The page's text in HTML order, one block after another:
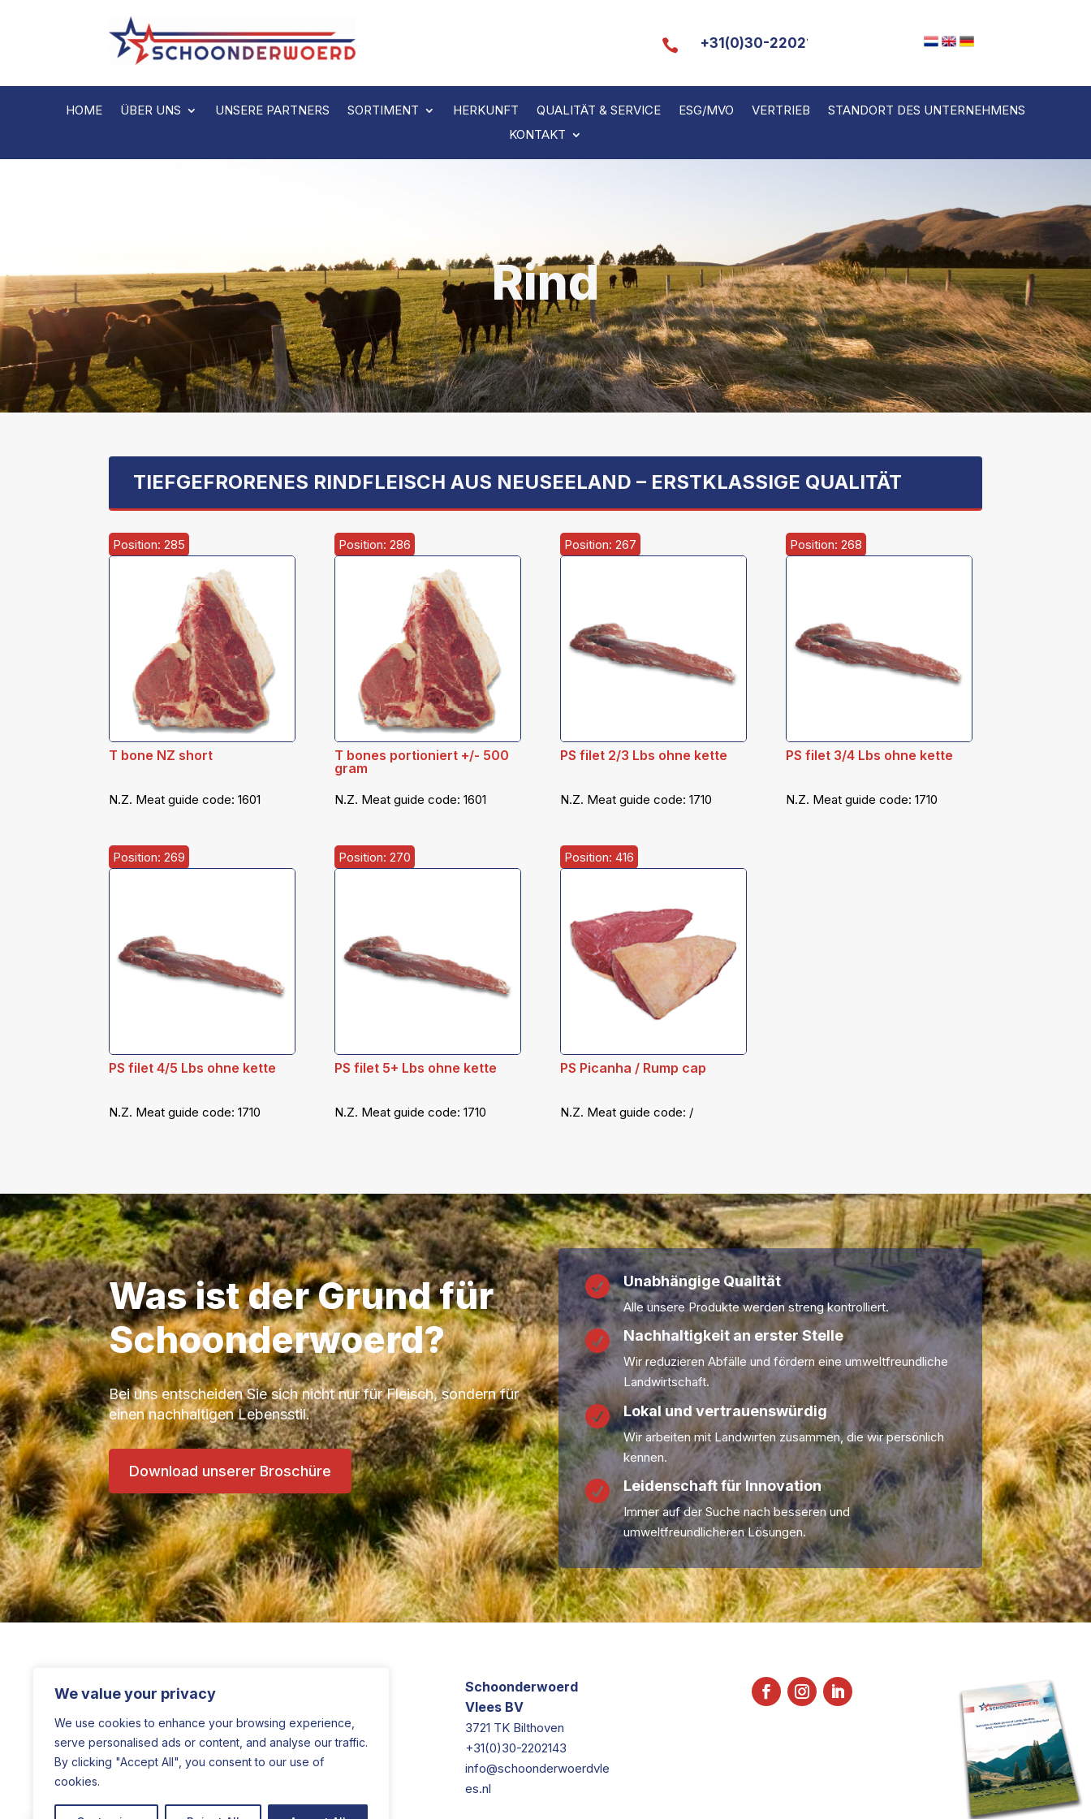
We value your privacy
We use cookies to enhance your browsing experience,
serve personalised ads or content, and analyse our traffic.
By clicking "Accept All", you consent to our use of
cookies.
 +31(0)30-2202143
HOME ÜBER UNS UNSERE PARTNERS SORTIMENT HERKUNFT QUALITÄT & SERVICE ESG/MVO VERTRIEB
STANDORT DES UNTERNEHMENS
KONTAKT
Rind
TIEFGEFRORENES RINDFLEISCH AUS NEUSEELAND – ERSTKLASSIGE QUALITÄT
Position: 285
T bone NZ short
N.Z. Meat guide code: 1601
Position: 286
T bones portioniert +/- 500
gram
N.Z. Meat guide code: 1601
Position: 267
PS filet 2/3 Lbs ohne kette
N.Z. Meat guide code: 1710
Position: 268
PS filet 3/4 Lbs ohne kette
N.Z. Meat guide code: 1710
Position: 269
PS filet 4/5 Lbs ohne kette
N.Z. Meat guide code: 1710
Position: 270
PS filet 5+ Lbs ohne kette
N.Z. Meat guide code: 1710
Position: 416
PS Picanha / Rump cap
N.Z. Meat guide code: /
Was ist der Grund für
Schoonderwoerd?
Bei uns entscheiden Sie sich nicht nur für Fleisch, sondern für
einen nachhaltigen Lebensstil.
Download unserer Broschüre
 Unabhängige Qualität
Alle unsere Produkte werden streng kontrolliert.
 Nachhaltigkeit an erster Stelle
Wir reduzieren Abfälle und fördern eine umweltfreundliche
Landwirtschaft.
 Lokal und vertrauenswürdig
Wir arbeiten mit Landwirten zusammen, die wir persönlich
kennen.
 Leidenschaft für Innovation
Immer auf der Suche nach besseren und
umweltfreundlicheren Lösungen.
Schoonderwoerd
Vlees BV
3721 TK Bilthoven
+31(0)30-2202143
info@schoonderwoerdvle
es.nl